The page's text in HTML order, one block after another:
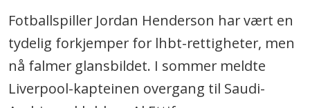
Fotballspiller Jordan Henderson har vært en
tydelig forkjemper for lhbt-rettigheter, men
nå falmer glansbildet. I sommer meldte
Liverpool-kapteinen overgang til Saudi-